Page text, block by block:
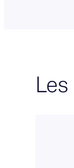
Les